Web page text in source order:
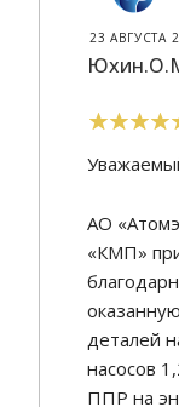
23 АВГУСТА
АО
«КМП»
деталей
насосов
ППР на